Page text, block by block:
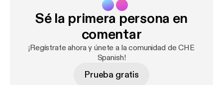
Sé la primera persona en
comentar
¡Regístrate ahora y únete a la comunidad de CHE
Spanish!
Prueba gratis